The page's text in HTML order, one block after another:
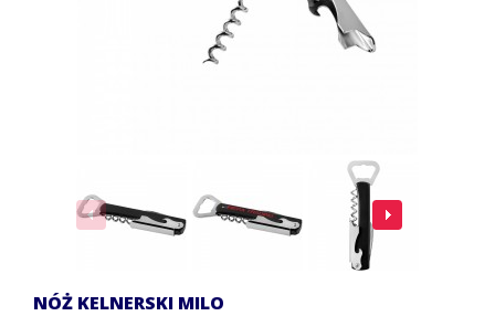
NÓŻ KELNERSKI MILO